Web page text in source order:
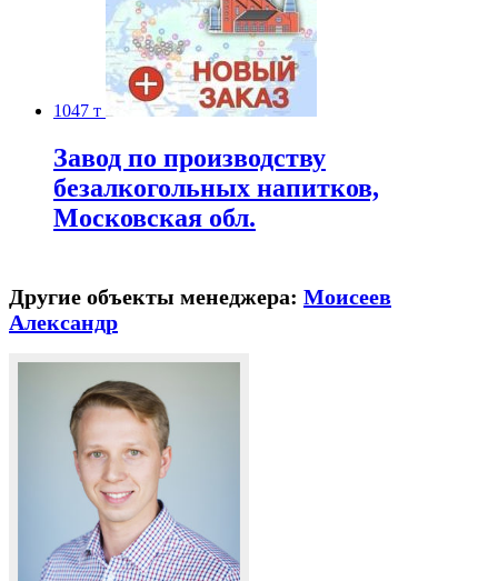
1047 т
Завод по производству
безалкогольных напитков,
Московская обл.
Другие объекты менеджера: Моисеев
Александр